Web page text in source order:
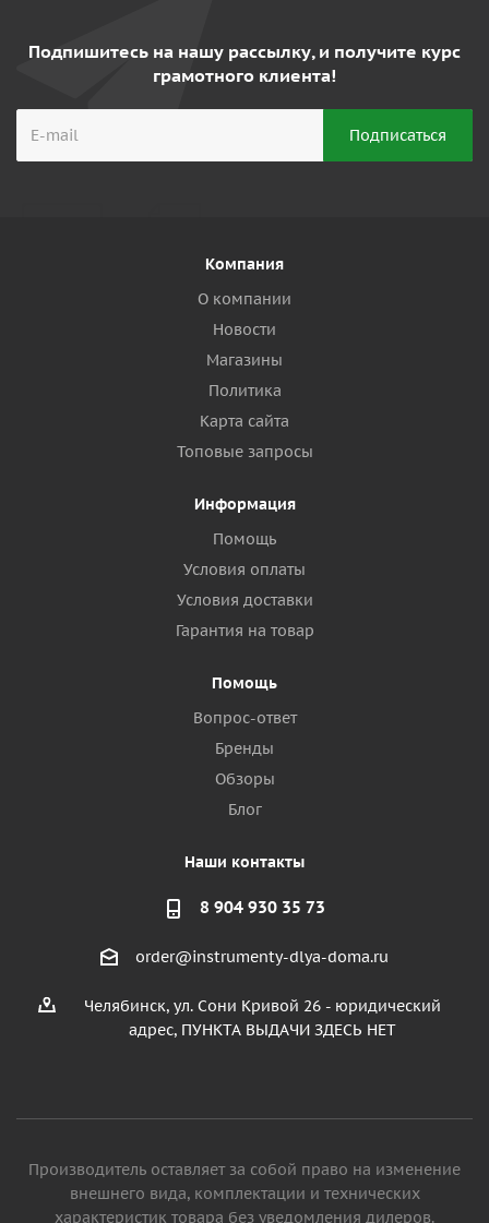
Подпишитесь на нашу рассылку, и получите курс
грамотного клиента!
Компания
О компании
Новости
Магазины
Политика
Карта сайта
Топовые запросы
Информация
Помощь
Условия оплаты
Условия доставки
Гарантия на товар
Помощь
Вопрос-ответ
Бренды
Обзоры
Блог
Наши контакты
8 904 930 35 73
order@instrumenty-dlya-doma.ru
Челябинск, ул. Сони Кривой 26 - юридический
адрес, ПУНКТА ВЫДАЧИ ЗДЕСЬ НЕТ
Производитель оставляет за собой право на изменение
внешнего вида, комплектации и технических
характеристик товара без уведомления дилеров.